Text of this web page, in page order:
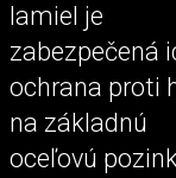
lamiel je
zabezpečená
ochrana proti
na základnú
oceľovú